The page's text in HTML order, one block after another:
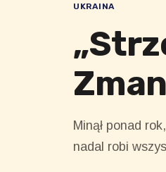
UKRAINA
Minął ponad
nadal robi